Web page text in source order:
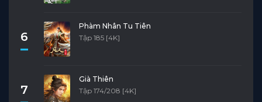
6
Phàm Nhân Tu Tiên
Tập 185 [4K]
7
Già Thiên
Tập 174/208 [4K]